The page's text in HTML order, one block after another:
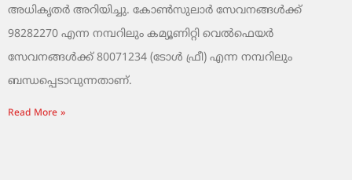
അധികൃതർ അറിയിച്ചു. കോൺസുലാർ സേവനങ്ങൾക്ക്
98282270 എന്ന നമ്പറിലും കമ്യൂണിറ്റി വെൽഫെയർ
സേവനങ്ങൾക്ക് 80071234 (ടോൾ ഫ്രീ) എന്ന നമ്പറിലും
ബന്ധപ്പെടാവുന്നതാണ്.
Read More »